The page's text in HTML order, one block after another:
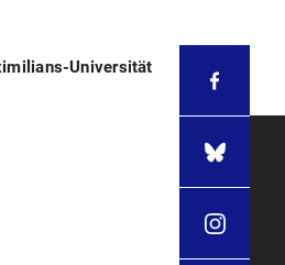
Universität